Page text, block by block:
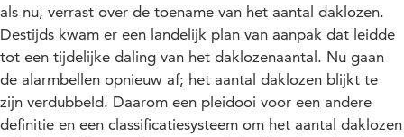
als nu, verrast over de toename van het aantal daklozen.
Destijds kwam er een landelijk plan van aanpak dat leidde
tot een tijdelijke daling van het daklozenaantal. Nu gaan
de alarmbellen opnieuw af; het aantal daklozen blijkt te
zijn verdubbeld. Daarom een pleidooi voor een andere
definitie en een classificatiesysteem om het aantal daklozen